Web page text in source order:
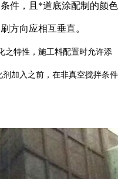
件，且*道底涂配制的颜色
方向应相互垂直。
之特性，施工料配置时允许添
加入之前，在非真空搅拌条件